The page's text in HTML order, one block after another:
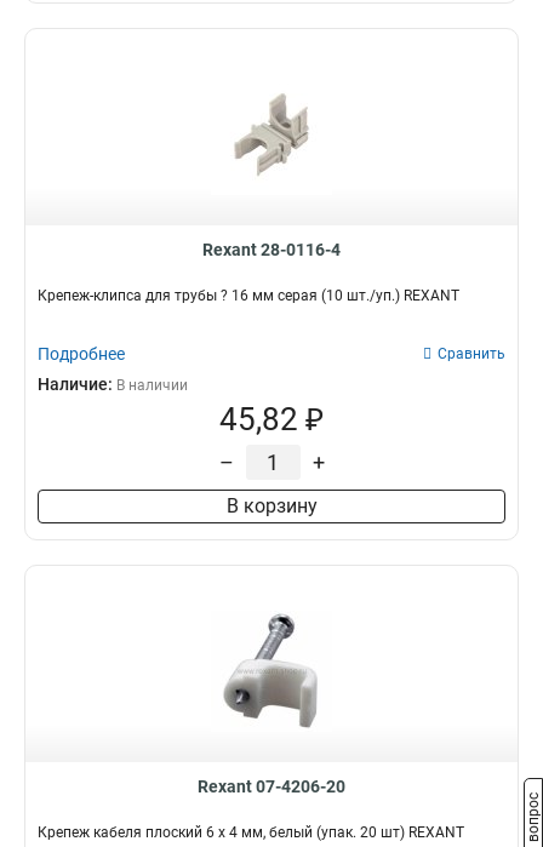
Rexant 28-0116-4
Крепеж-клипса для трубы ? 16 мм серая (10 шт./уп.) REXANT
Подробнее Сравнить
Наличие: В наличии
45,82 ₽
– +
В корзину
Rexant 07-4206-20
Крепеж кабеля плоский 6 х 4 мм, белый (упак. 20 шт) REXANT